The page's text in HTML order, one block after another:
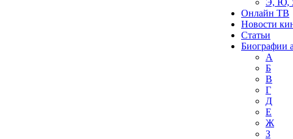
Э, Ю,
Онлайн ТВ
Новости
Статьи
Биографии
А
Б
В
Г
Д
Е
Ж
З